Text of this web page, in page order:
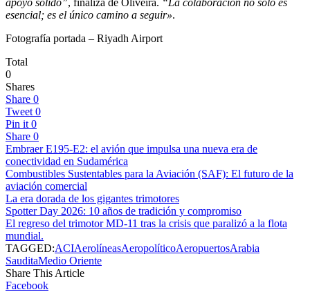
esencial; es el único camino a seguir».
Fotografía portada – Riyadh Airport
Total
0
Shares
Share 0
Tweet 0
Pin it 0
Share 0
Embraer E195-E2: el avión que impulsa una nueva era de
conectividad en Sudamérica
Combustibles Sustentables para la Aviación (SAF): El futuro de la
aviación comercial
La era dorada de los gigantes trimotores
Spotter Day 2026: 10 años de tradición y compromiso
El regreso del trimotor MD-11 tras la crisis que paralizó a la flota
mundial.
TAGGED:ACIAerolíneasAeropolíticoAeropuertosArabia
SauditaMedio Oriente
Share This Article
Facebook